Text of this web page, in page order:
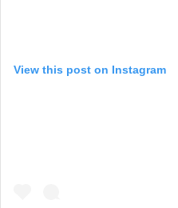
View this post on Instagram